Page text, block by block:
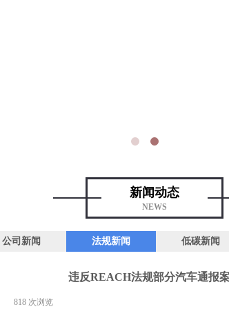
新闻动态
NEWS
公司新闻 法规新闻 低碳新闻
违反REACH法规部分汽车通报
818 次浏览